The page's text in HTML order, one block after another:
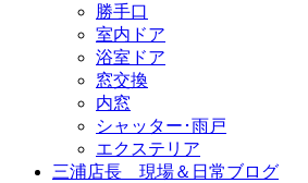
勝手口
室内ドア
浴室ドア
窓交換
内窓
シャッター･雨戸
エクステリア
三浦店長 現場＆日常ブログ